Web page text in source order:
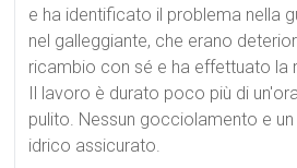
e ha identificato il problema nella
nel galleggiante, che erano
ricambio con sé e ha effettuato la
Il lavoro è durato poco più di
pulito. Nessun gocciolamento e
idrico assicurato.